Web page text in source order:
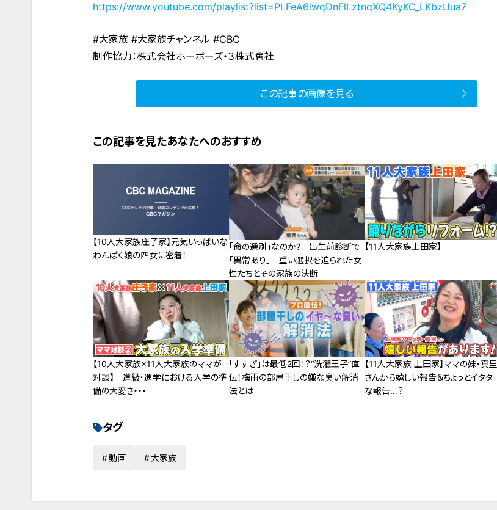
https://www.youtube.com/playlist?list=PLFeA6lwqDnFlLztnqXQ4KyKC_LKbzUua7
#大家族 #大家族チャンネル #CBC
制作協力：株式会社ホーボーズ・３株式會社
この記事の画像を見る
この記事を見たあなたへのおすすめ
【10人大家族庄子家】元気いっぱいな
わんぱく娘の四女に密着！
「命の選別」なのか? 出生前診断で
「異常あり」 重い選択を迫られた女
性たちとその家族の決断
【11人大家族上田家】
【10人大家族×11人大家族のママが
対談】 進級・進学における入学の準
備の大変さ・・・
「すすぎ」は最低2回！？“洗濯王子”直
伝！梅雨の部屋干しの嫌な臭い解消
法とは
【11人大家族 上田家】ママの妹・真里
さんから嬉しい報告＆ちょっとイタタ
な報告…？
タグ
動画 大家族